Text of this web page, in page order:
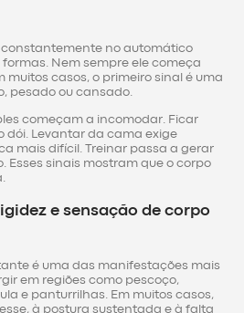
constantemente no automático
Nem sempre ele começa
muitos casos, o primeiro sinal é uma
pesado ou cansado.
começam a incomodar. Ficar
dói. Levantar da cama exige
mais difícil. Treinar passa a gerar
Esses sinais mostram que o corpo
e sensação de corpo
é uma das manifestações mais
em regiões como pescoço,
e panturrilhas. Em muitos casos,
à postura sustentada e à falta